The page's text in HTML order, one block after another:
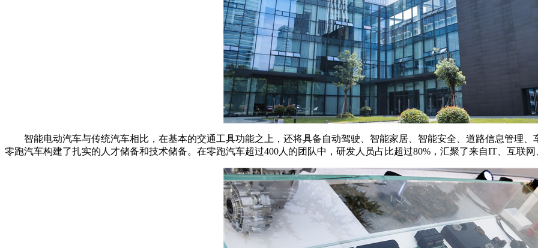
智能电动汽车与传统汽车相比，在基本的交通工具功能之上，还将具备自动驾驶、智能家居、智能安全、道路信息管理、
零跑汽车构建了扎实的人才储备和技术储备。在零跑汽车超过400人的团队中，研发人员占比超过80%，汇聚了来自IT、互联